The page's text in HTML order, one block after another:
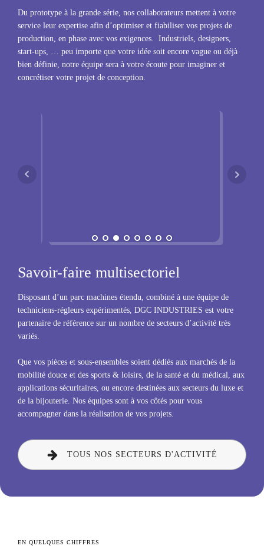
Du prototype à la grande série, nos collaborateurs mettent à votre
service leur expertise afin d’optimiser et fiabiliser vos projets de
production, en phase avec vos exigences. Industriels, designers,
start-ups, … peu importe que votre idée soit encore vague ou déjà
bien définie, notre équipe sera à votre écoute pour imaginer et
concrétiser votre projet de conception.
Savoir-faire multisectoriel
Disposant d’un parc machines étendu, combiné à une équipe de
techniciens-régleurs expérimentés, DGC INDUSTRIES est votre
partenaire de référence sur un nombre de secteurs d’activité très
variés.
Que vos pièces et sous-ensembles soient dédiés aux marchés de la
mobilité douce et des sports & loisirs, de la santé et du médical, aux
applications sécuritaires, ou encore destinées aux secteurs du luxe et
de la bijouterie. Nos équipes sont à vos côtés pour vous
accompagner dans la réalisation de vos projets.
TOUS NOS SECTEURS D'ACTIVITÉ
EN QUELQUES CHIFFRES